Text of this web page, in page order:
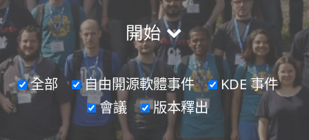
開始
全部 自由開源軟體事件
KDE 事件
會議
版本釋出